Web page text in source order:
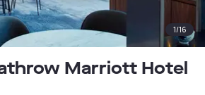
1/16
Marriott Hotel